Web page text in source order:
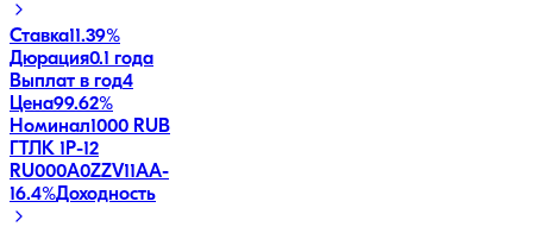
Ставка11.39%
Дюрация0.1 года
Выплат в год4
Цена99.62%
Номинал1000 RUB
ГТЛК 1P-12
RU000A0ZZV11AA-
16.4%Доходность